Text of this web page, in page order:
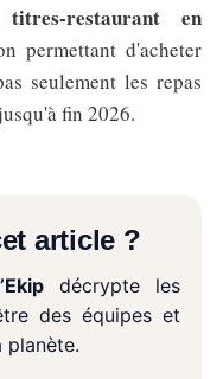
restaurant en
permettant d'acheter
seulement les repas
fin 2026.
article ?
décrypte les
des équipes et
planète.